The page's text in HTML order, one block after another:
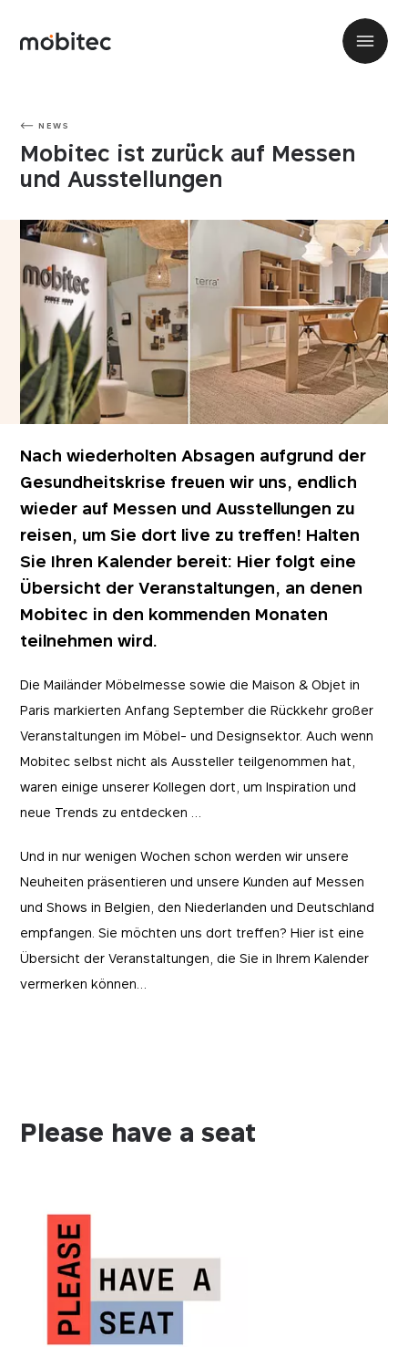
NEWS
Mobitec ist zurück auf Messen
und Ausstellungen
Nach wiederholten Absagen aufgrund der
Gesundheitskrise freuen wir uns, endlich
wieder auf Messen und Ausstellungen zu
reisen, um Sie dort live zu treffen! Halten
Sie Ihren Kalender bereit: Hier folgt eine
Übersicht der Veranstaltungen, an denen
Mobitec in den kommenden Monaten
teilnehmen wird.
Die Mailänder Möbelmesse sowie die Maison & Objet in
Paris markierten Anfang September die Rückkehr großer
Veranstaltungen im Möbel- und Designsektor. Auch wenn
Mobitec selbst nicht als Aussteller teilgenommen hat,
waren einige unserer Kollegen dort, um Inspiration und
neue Trends zu entdecken …
Und in nur wenigen Wochen schon werden wir unsere
Neuheiten präsentieren und unsere Kunden auf Messen
und Shows in Belgien, den Niederlanden und Deutschland
empfangen. Sie möchten uns dort treffen? Hier ist eine
Übersicht der Veranstaltungen, die Sie in Ihrem Kalender
vermerken können…
Please have a seat